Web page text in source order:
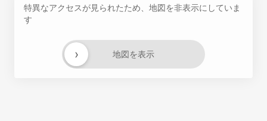
特異なアクセスが見られたため、地図を非表示にしていま
す
地図を表示
›